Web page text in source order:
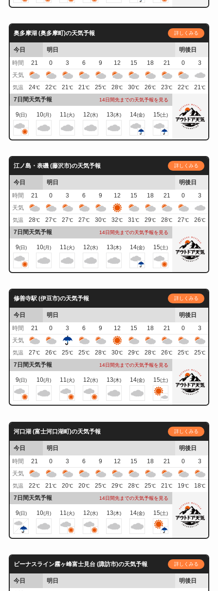
奥多摩湖 (奥多摩町)の天気予報 詳しくみる
今日 明日
明後日
時間
21 0 3 6 9 12 15 18 21 0
3
天気
気温 24℃ 22℃ 21℃ 21℃ 25℃ 28℃ 30℃ 26℃ 23℃ 22℃ 21℃
7日間天気予報 14日間先までの天気予報を見る
9(日) 10(月) 11(火) 12(水) 13(木) 14(金) 15(土)
江ノ島・表磯 (藤沢市)の天気予報 詳しくみる
今日 明日
明後日
時間
21 0 3 6 9 12 15 18 21 0
3
天気
気温 28℃ 27℃ 27℃ 27℃ 30℃ 32℃ 31℃ 29℃ 28℃ 27℃ 26℃
7日間天気予報 14日間先までの天気予報を見る
9(日) 10(月) 11(火) 12(水) 13(木) 14(金) 15(土)
修善寺駅 (伊豆市)の天気予報 詳しくみる
今日 明日
明後日
時間
21 0 3 6 9 12 15 18 21 0
3
天気
気温 27℃ 26℃ 25℃ 25℃ 28℃ 30℃ 29℃ 28℃ 26℃ 25℃ 25℃
7日間天気予報 14日間先までの天気予報を見る
9(日) 10(月) 11(火) 12(水) 13(木) 14(金) 15(土)
河口湖 (富士河口湖町)の天気予報 詳しくみる
今日 明日
明後日
時間
21 0 3 6 9 12 15 18 21 0
3
天気
気温 22℃ 21℃ 20℃ 20℃ 25℃ 29℃ 28℃ 25℃ 21℃ 19℃ 18℃
7日間天気予報 14日間先までの天気予報を見る
9(日) 10(月) 11 (火) 12(水) 13(木) 14(金) 15(土)
ビーナスライン霧ヶ峰富士見台 (諏訪市)の天気予報 詳しくみる
今日 明日
明後日